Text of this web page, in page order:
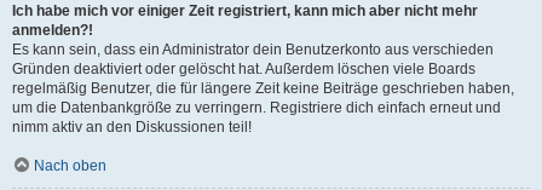
Ich habe mich vor einiger Zeit registriert, kann mich aber nicht mehr
anmelden?!
Es kann sein, dass ein Administrator dein Benutzerkonto aus verschieden
Gründen deaktiviert oder gelöscht hat. Außerdem löschen viele Boards
regelmäßig Benutzer, die für längere Zeit keine Beiträge geschrieben haben,
um die Datenbankgröße zu verringern. Registriere dich einfach erneut und
nimm aktiv an den Diskussionen teil!
Nach oben